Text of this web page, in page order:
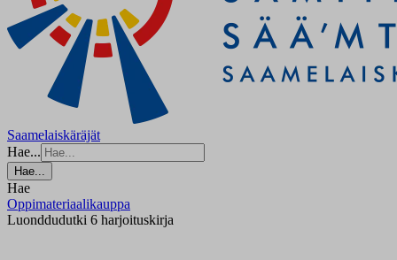
Saamelaiskäräjät
Hae...
Hae...
Hae
Oppimateriaalikauppa
Luonddudutki 6 harjoituskirja